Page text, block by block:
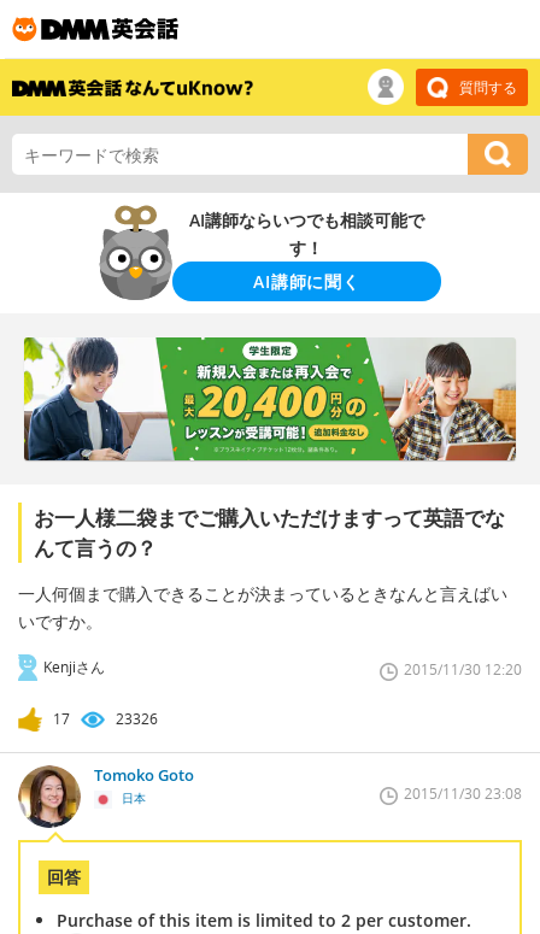
質問する
AI講師ならいつでも相談可能で
す！
AI講師に聞く
お一人様二袋までご購入いただけますって英語でな
んて言うの？
一人何個まで購入できることが決まっているときなんと言えばい
いですか。
Kenjiさん 2015/11/30 12:20
17 23326
Tomoko Goto
日本 2015/11/30 23:08
回答
Purchase of this item is limited to 2 per customer.